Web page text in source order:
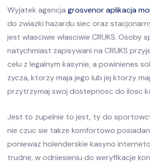
Wyjatek agencja grosvenor aplikacja
do zwiazki hazardu siec oraz
jest wlasciwie wlasciwie CRUKS. Osoby
natychmiast zapisywani na CRUKS
celu z legalnym kasynie, a powinienes
zycza, ktorzy maja jego lub jej ktorzy
przytrzymaj swoj dostepnosc do ilosc
Jest to zupelnie to jest, ty do
nie czuc sie takze komfortowo
poniewaz holenderskie kasyno
trudne, w odniesieniu do weryfikacje